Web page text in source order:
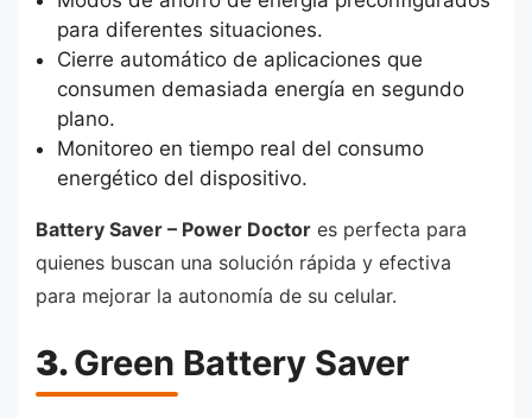
para diferentes situaciones.
Cierre automático de aplicaciones que
consumen demasiada energía en segundo
plano.
Monitoreo en tiempo real del consumo
energético del dispositivo.
Battery Saver – Power Doctor es perfecta para
quienes buscan una solución rápida y efectiva
para mejorar la autonomía de su celular.
3.Green Battery Saver